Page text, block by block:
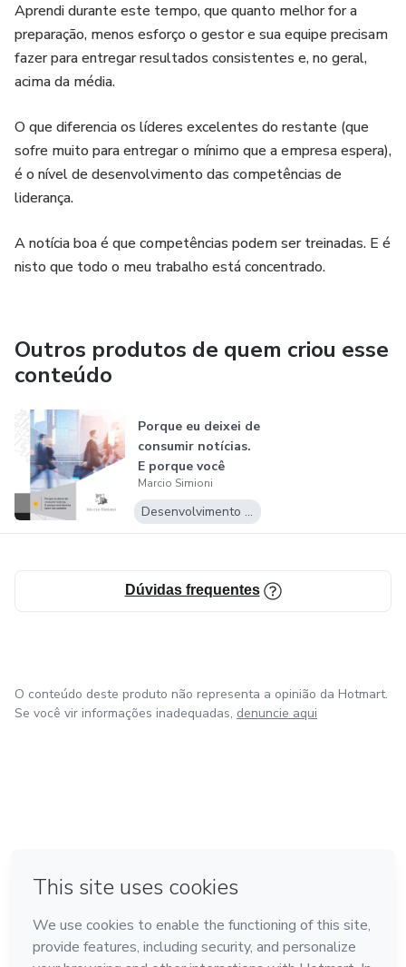
Aprendi durante este tempo, que quanto melhor for a
preparação, menos esforço o gestor e sua equipe precisam
fazer para entregar resultados consistentes e, no geral,
acima da média.
O que diferencia os líderes excelentes do restante (que
sofre muito para entregar o mínimo que a empresa espera),
é o nível de desenvolvimento das competências de
liderança.
A notícia boa é que competências podem ser treinadas. E é
nisto que todo o meu trabalho está concentrado.
Outros produtos de quem criou esse
conteúdo
Porque eu deixei de
consumir notícias.
E porque você
deveria...
Marcio Simioni
Desenvolvimento Pessoal
Dúvidas frequentes
O conteúdo deste produto não representa a opinião da Hotmart.
Se você vir informações inadequadas, denuncie aqui
Feito com ❤ em Amsterdam